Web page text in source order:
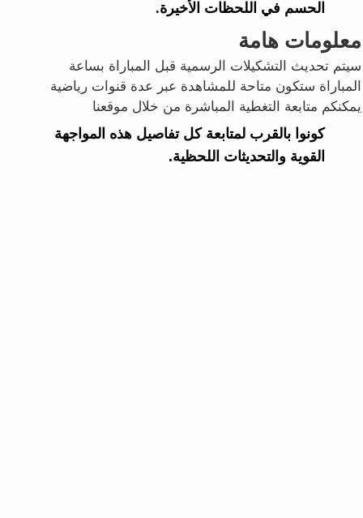
الحسم في اللحظات الأخيرة.
معلومات هامة
سيتم تحديث التشكيلات الرسمية قبل المباراة بساعة
المباراة ستكون متاحة للمشاهدة عبر عدة قنوات رياضية
يمكنكم متابعة التغطية المباشرة من خلال موقعنا
كونوا بالقرب لمتابعة كل تفاصيل هذه المواجهة
القوية والتحديثات اللحظية.